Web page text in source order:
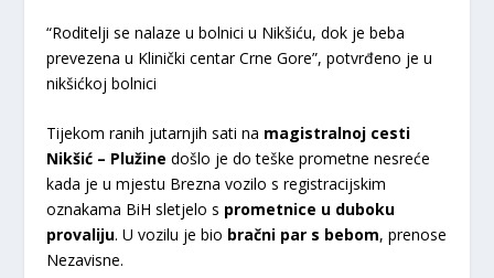
“Roditelji se nalaze u bolnici u Nikšiću, dok je beba
prevezena u Klinički centar Crne Gore”, potvrđeno je u
nikšićkoj bolnici
Tijekom ranih jutarnjih sati na magistralnoj cesti
Nikšić – Plužine došlo je do teške prometne nesreće
kada je u mjestu Brezna vozilo s registracijskim
oznakama BiH sletjelo s prometnice u duboku
provaliju. U vozilu je bio bračni par s bebom, prenose
Nezavisne.